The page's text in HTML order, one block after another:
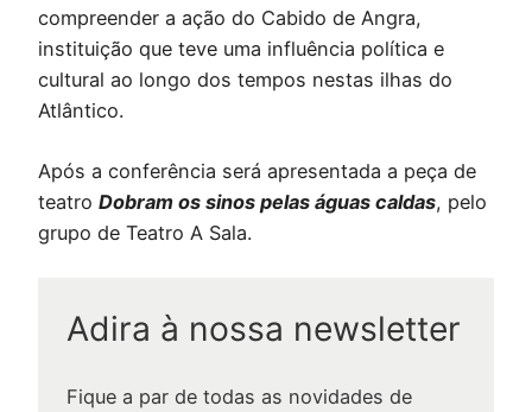
compreender a ação do Cabido de Angra,
instituição que teve uma influência política e
cultural ao longo dos tempos nestas ilhas do
Atlântico.
Após a conferência será apresentada a peça de
teatro Dobram os sinos pelas águas caldas, pelo
grupo de Teatro A Sala.
Adira à nossa newsletter
Fique a par de todas as novidades de